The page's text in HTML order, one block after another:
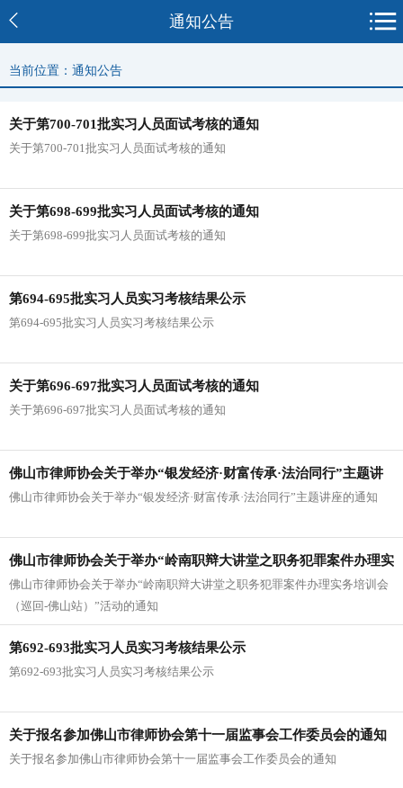
通知公告
当前位置：通知公告
关于第700-701批实习人员面试考核的通知
关于第700-701批实习人员面试考核的通知
关于第698-699批实习人员面试考核的通知
关于第698-699批实习人员面试考核的通知
第694-695批实习人员实习考核结果公示
第694-695批实习人员实习考核结果公示
关于第696-697批实习人员面试考核的通知
关于第696-697批实习人员面试考核的通知
佛山市律师协会关于举办“银发经济·财富传承·法治同行”主题讲
座的通知
佛山市律师协会关于举办“银发经济·财富传承·法治同行”主题讲座的通知
佛山市律师协会关于举办“岭南职辩大讲堂之职务犯罪案件办理实
务培训会（巡回-佛山站）”活动的通知
佛山市律师协会关于举办“岭南职辩大讲堂之职务犯罪案件办理实务培训会
（巡回-佛山站）”活动的通知
第692-693批实习人员实习考核结果公示
第692-693批实习人员实习考核结果公示
关于报名参加佛山市律师协会第十一届监事会工作委员会的通知
关于报名参加佛山市律师协会第十一届监事会工作委员会的通知